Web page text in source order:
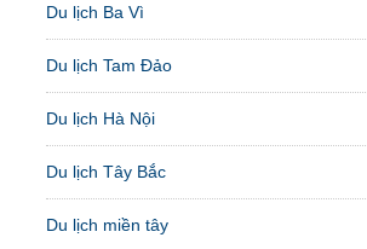
Du lịch Ba Vì
Du lịch Tam Đảo
Du lịch Hà Nội
Du lịch Tây Bắc
Du lịch miền tây